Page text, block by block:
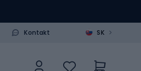
Kontakt SK >